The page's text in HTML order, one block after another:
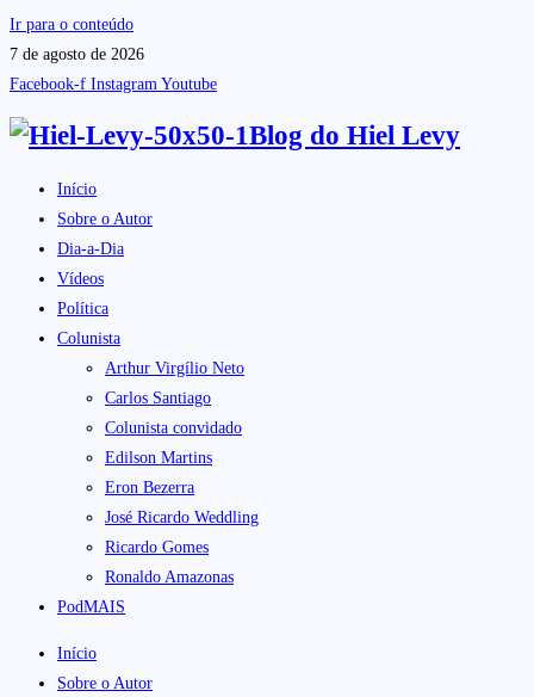
Ir para o conteúdo
7 de agosto de 2026
Facebook-f Instagram Youtube
Blog do Hiel Levy
Início
Sobre o Autor
Dia-a-Dia
Vídeos
Política
Colunista
Arthur Virgílio Neto
Carlos Santiago
Colunista convidado
Edilson Martins
Eron Bezerra
José Ricardo Weddling
Ricardo Gomes
Ronaldo Amazonas
PodMAIS
Início
Sobre o Autor